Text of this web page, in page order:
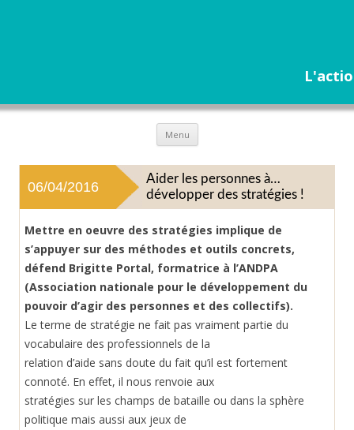
Menu Aller
contenu
06/04/2016
Aider les personnes à…
développer des stratégies !
Mettre en oeuvre des stratégies implique de
s’appuyer sur des méthodes et outils concrets,
défend Brigitte Portal, formatrice à l’ANDPA
(Association nationale pour le développement du
pouvoir d’agir des personnes et des collectifs).
Le terme de stratégie ne fait pas vraiment partie du
vocabulaire des professionnels de la
relation d’aide sans doute du fait qu’il est fortement
connoté. En effet, il nous renvoie aux
stratégies sur les champs de bataille ou dans la sphère
politique mais aussi aux jeux de